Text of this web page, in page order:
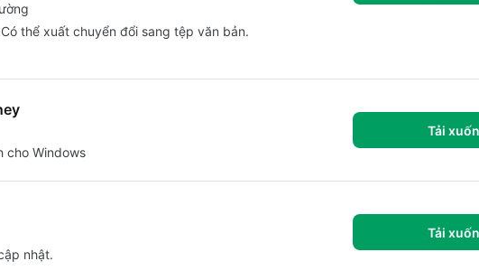
thể xuất chuyển đổi sang tệp văn bản.
cho Windows
Tải
nhật.
Tải